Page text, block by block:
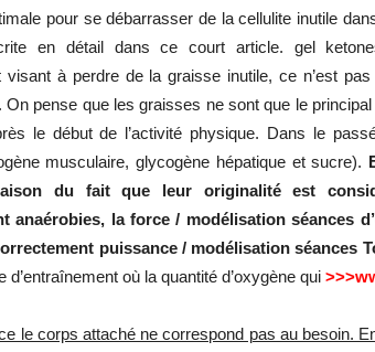
pour se débarrasser de la cellulite inutile
en détail dans ce court article. gel
visant à perdre de la graisse inutile, ce n’est
On pense que les graisses ne sont que le
le début de l’activité physique. Dans le
musculaire, glycogène hépatique et sucre).
du fait que leur originalité est
anaérobies, la force / modélisation séances
puissance / modélisation séances
d’entraînement où la quantité d’oxygène qui
le corps attaché ne correspond pas au besoin.